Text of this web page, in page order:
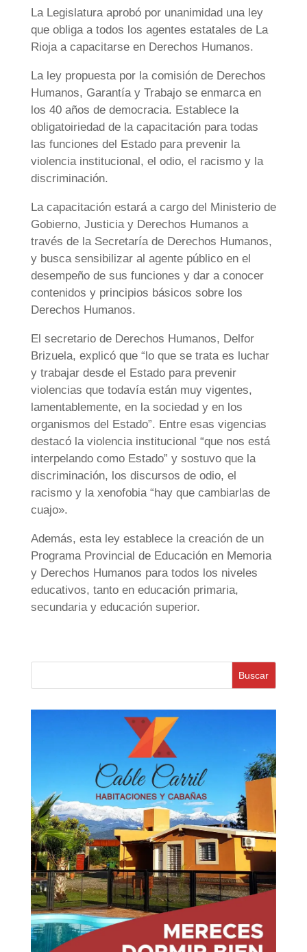
La Legislatura aprobó por unanimidad una ley
que obliga a todos los agentes estatales de La
Rioja a capacitarse en Derechos Humanos.
La ley propuesta por la comisión de Derechos
Humanos, Garantía y Trabajo se enmarca en
los 40 años de democracia. Establece la
obligatoiriedad de la capacitación para todas
las funciones del Estado para prevenir la
violencia institucional, el odio, el racismo y la
discriminación.
La capacitación estará a cargo del Ministerio de
Gobierno, Justicia y Derechos Humanos a
través de la Secretaría de Derechos Humanos,
y busca sensibilizar al agente público en el
desempeño de sus funciones y dar a conocer
contenidos y principios básicos sobre los
Derechos Humanos.
El secretario de Derechos Humanos, Delfor
Brizuela, explicó que “lo que se trata es luchar
y trabajar desde el Estado para prevenir
violencias que todavía están muy vigentes,
lamentablemente, en la sociedad y en los
organismos del Estado”. Entre esas vigencias
destacó la violencia institucional “que nos está
interpelando como Estado” y sostuvo que la
discriminación, los discursos de odio, el
racismo y la xenofobia “hay que cambiarlas de
cuajo».
Además, esta ley establece la creación de un
Programa Provincial de Educación en Memoria
y Derechos Humanos para todos los niveles
educativos, tanto en educación primaria,
secundaria y educación superior.
Buscar